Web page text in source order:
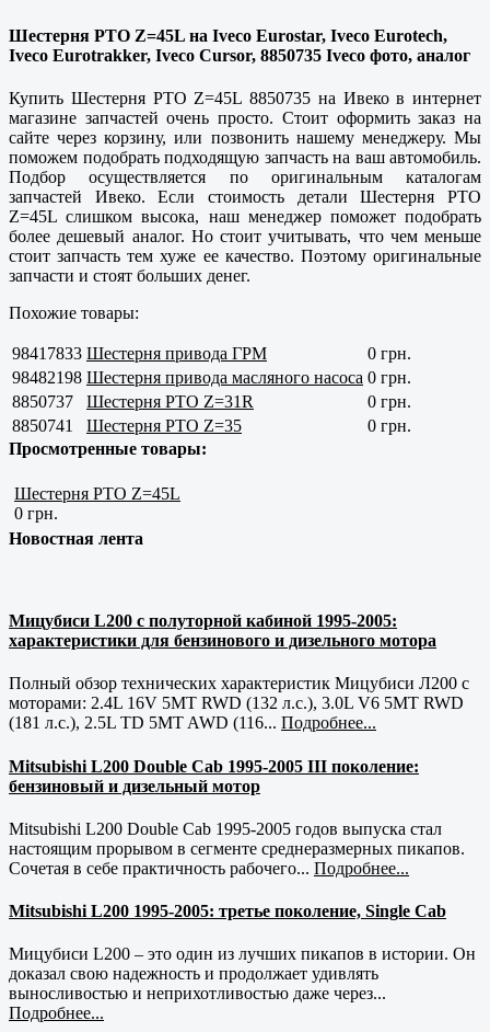
Шестерня РТО Z=45L на Iveco Eurostar, Iveco Eurotech,
Iveco Eurotrakker, Iveco Cursor, 8850735 Iveco фото, аналог
Купить Шестерня РТО Z=45L 8850735 на Ивеко в интернет
магазине запчастей очень просто. Стоит оформить заказ на
сайте через корзину, или позвонить нашему менеджеру. Мы
поможем подобрать подходящую запчасть на ваш автомобиль.
Подбор осуществляется по оригинальным каталогам
запчастей Ивеко. Если стоимость детали Шестерня РТО
Z=45L слишком высока, наш менеджер поможет подобрать
более дешевый аналог. Но стоит учитывать, что чем меньше
стоит запчасть тем хуже ее качество. Поэтому оригинальные
запчасти и стоят больших денег.
Похожие товары:
98417833 Шестерня привода ГРМ
0 грн.
98482198 Шестерня привода масляного насоса 0 грн.
8850737
Шестерня РТО Z=31R
0 грн.
8850741
Шестерня РТО Z=35
0 грн.
Просмотренные товары:
Шестерня РТО Z=45L
0 грн.
Новостная лента
Мицубиси L200 с полуторной кабиной 1995-2005:
характеристики для бензинового и дизельного мотора
Полный обзор технических характеристик Мицубиси Л200 с
моторами: 2.4L 16V 5MT RWD (132 л.с.), 3.0L V6 5MT RWD
(181 л.с.), 2.5L TD 5MT AWD (116... Подробнее...
Mitsubishi L200 Double Cab 1995-2005 III поколение:
бензиновый и дизельный мотор
Mitsubishi L200 Double Cab 1995-2005 годов выпуска стал
настоящим прорывом в сегменте среднеразмерных пикапов.
Сочетая в себе практичность рабочего... Подробнее...
Mitsubishi L200 1995-2005: третье поколение, Single Cab
Мицубиси L200 – это один из лучших пикапов в истории. Он
доказал свою надежность и продолжает удивлять
выносливостью и неприхотливостью даже через...
Подробнее...